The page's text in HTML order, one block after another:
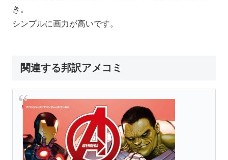
き。
シンプルに画力が高いです。
関連する邦訳アメコミ